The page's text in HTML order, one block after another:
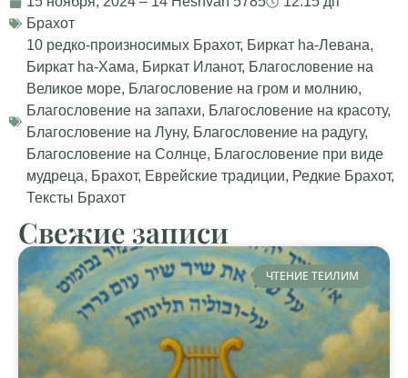
Брахот
10 редко-произносимых Брахот, Биркат hа-Левана,
Биркат hа-Хама, Биркат Иланот, Благословение на
Великое море, Благословение на гром и молнию,
Благословение на запахи, Благословение на красоту,
Благословение на Луну, Благословение на радугу,
Благословение на Солнце, Благословение при виде
мудреца, Брахот, Еврейские традиции, Редкие Брахот,
Тексты Брахот
Свежие записи
ЧТЕНИЕ ТЕИЛИМ